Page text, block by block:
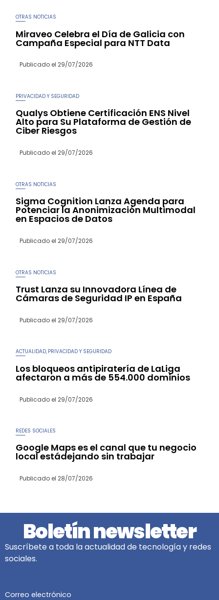
OTRAS NOTICIAS
Miraveo Celebra el Día de Galicia con
Campaña Especial para NTT Data
Publicado el 29/07/2026
PRIVACIDAD Y SEGURIDAD
Qualys Obtiene Certificación ENS Nivel
Alto para Su Plataforma de Gestión de
Ciber Riesgos
Publicado el 29/07/2026
OTRAS NOTICIAS
Sigma Cognition Lanza Agenda para
Potenciar la Anonimización Multimodal
en Espacios de Datos
Publicado el 29/07/2026
OTRAS NOTICIAS
Trust Lanza su Innovadora Línea de
Cámaras de Seguridad IP en España
Publicado el 29/07/2026
ACTUALIDAD, PRIVACIDAD Y SEGURIDAD
Los bloqueos antipiratería de LaLiga
afectaron a más de 554.000 dominios
Publicado el 29/07/2026
REDES SOCIALES
Google Maps es el canal que tu negocio
local estádejando sin trabajar
Publicado el 28/07/2026
Boletín newsletter
Suscríbete a toda la actualidad de tecnología y redes
sociales.
Correo electrónico